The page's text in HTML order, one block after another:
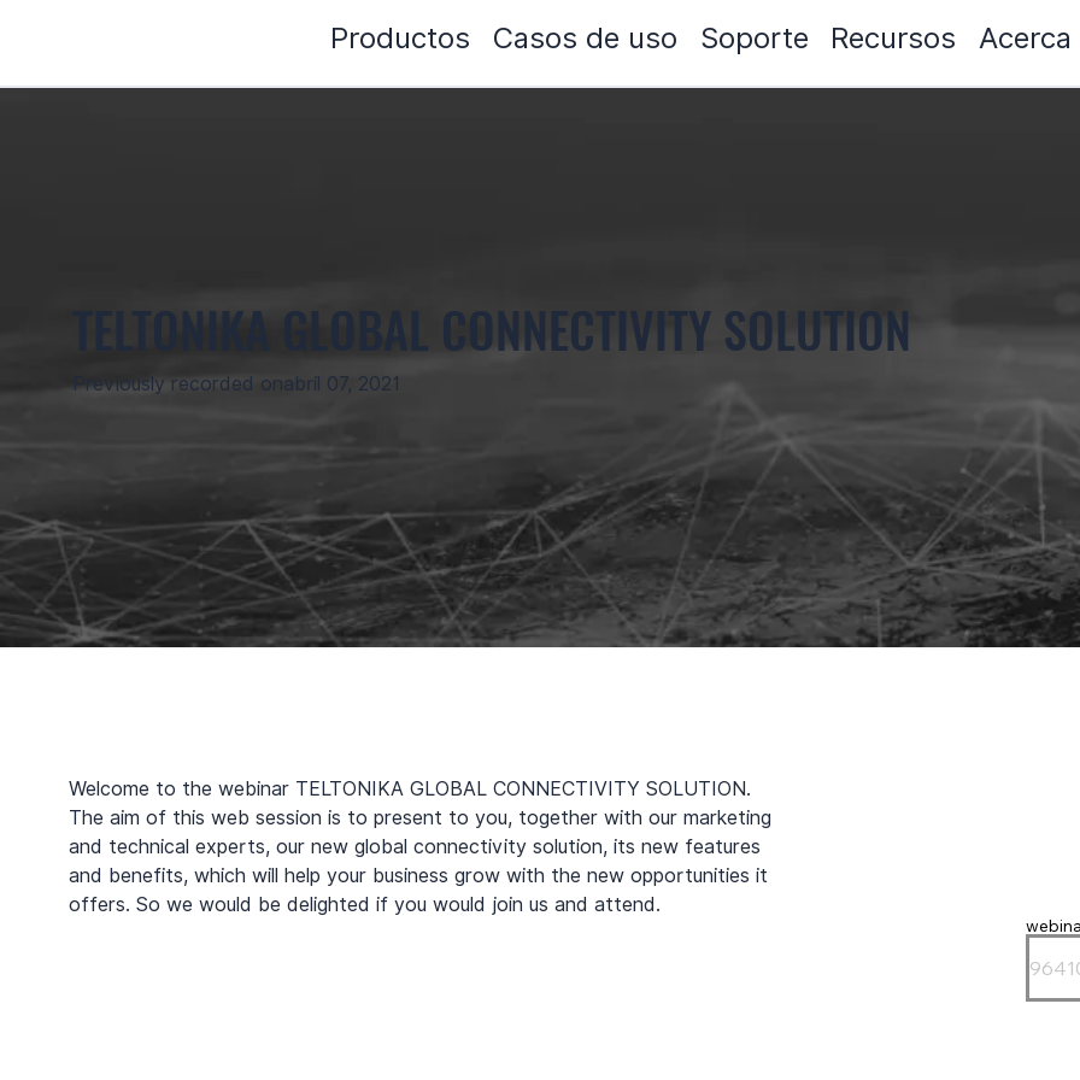
Productos Casos de uso Soporte Recursos
TELTONIKA GLOBAL CONNECTIVITY SOLUTION
Previously recorded onabril 07, 2021
Welcome to the webinar TELTONIKA GLOBAL CONNECTIVITY SOLUTION.
The aim of this web session is to present to you, together with our marketing
and technical experts, our new global connectivity solution, its new features
and benefits, which will help your business grow with the new opportunities it
offers. So we would be delighted if you would join us and attend.